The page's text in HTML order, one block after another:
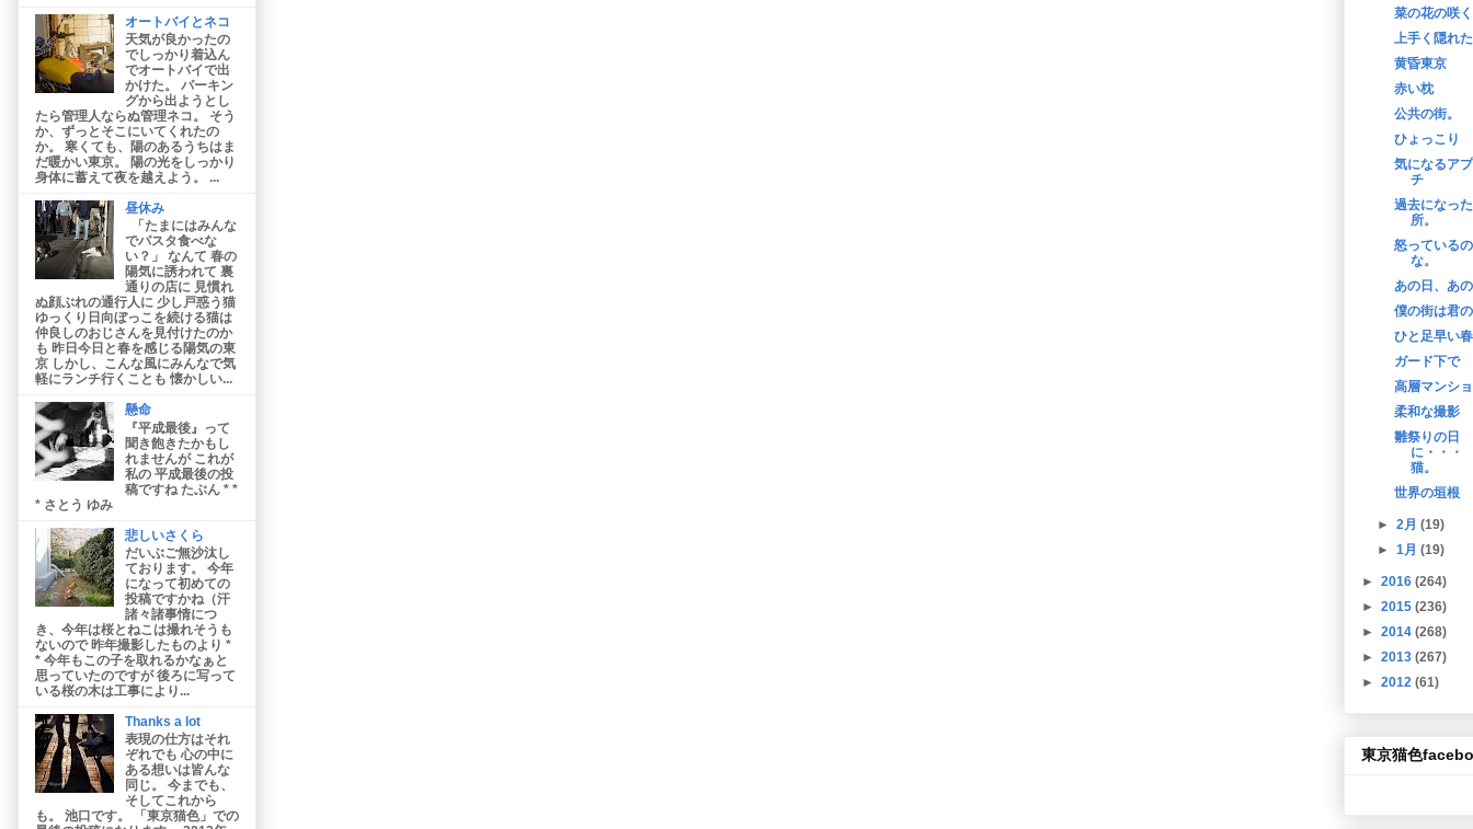
オートバイとネコ
天気が良かったの
でしっかり着込ん
でオートバイで出
かけた。 パーキン
グから出ようとし
たら管理人ならぬ管理ネコ。 そう
か、ずっとそこにいてくれたの
か。 寒くても、陽のあるうちはま
だ暖かい東京。 陽の光をしっかり
身体に蓄えて夜を越えよう。 ...
昼休み
「たまにはみんな
でパスタ食べな
い？」 なんて 春の
陽気に誘われて 裏
通りの店に 見慣れ
ぬ顔ぶれの通行人に 少し戸惑う猫
ゆっくり日向ぼっこを続ける猫は
仲良しのおじさんを見付けたのか
も 昨日今日と春を感じる陽気の東
京 しかし、こんな風にみんなで気
軽にランチ行くことも 懐かしい...
懸命
『平成最後』って
聞き飽きたかもし
れませんが これが
私の 平成最後の投
稿ですね たぶん * *
* さとう ゆみ
悲しいさくら
だいぶご無沙汰し
ております。 今年
になって初めての
投稿ですかね（汗
諸々諸事情につ
き、今年は桜とねこは撮れそうも
ないので 昨年撮影したものより *
* 今年もこの子を取れるかなぁと
思っていたのですが 後ろに写って
いる桜の木は工事により...
Thanks a lot
表現の仕方はそれ
ぞれでも 心の中に
ある想いは皆んな
同じ。 今までも、
そしてこれから
も。 池口です。 「東京猫色」での
菜の花の咲
上手く隠れ
黄昏東京
赤い枕
公共の街。
ひょっこり
気になるア
チ
過去になっ
所。
怒っている
な。
あの日、あ
僕の街は君
ひと足早い春
ガード下で
高層マンシ
柔和な撮影
雛祭りの日
に・・・
猫。
世界の垣根
►2月(19)
►1月(19)
► 2016 (264)
► 2015 (236)
► 2014 (268)
► 2013 (267)
► 2012 (61)
東京猫色